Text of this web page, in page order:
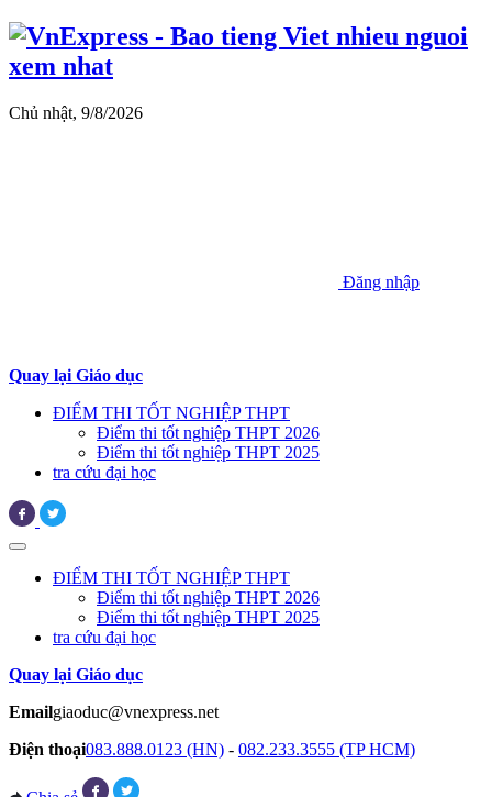
Chủ nhật, 9/8/2026
Đăng nhập
Quay lại Giáo dục
ĐIỂM THI TỐT NGHIỆP THPT
Điểm thi tốt nghiệp THPT 2026
Điểm thi tốt nghiệp THPT 2025
tra cứu đại học
ĐIỂM THI TỐT NGHIỆP THPT
Điểm thi tốt nghiệp THPT 2026
Điểm thi tốt nghiệp THPT 2025
tra cứu đại học
Quay lại Giáo dục
Emailgiaoduc@vnexpress.net
Điện thoại083.888.0123 (HN) - 082.233.3555 (TP HCM)